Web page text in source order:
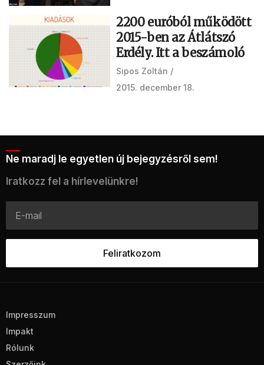
2200 euróból működött
2015-ben az Átlátszó
Erdély. Itt a beszámoló
Sipos Zoltán
2015. december 18.
Ne maradj le egyetlen új bejegyzésről sem!
Iratkozz fel a hírlevelünkre!
Impresszum
Impakt
Rólunk